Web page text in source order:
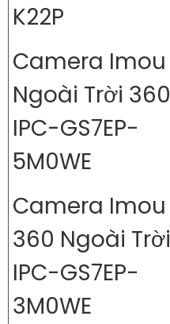
K22P
Camera Imou
Ngoài Trời 360
IPC-GS7EP-
5M0WE
Camera Imou
360 Ngoài Trời
IPC-GS7EP-
3M0WE